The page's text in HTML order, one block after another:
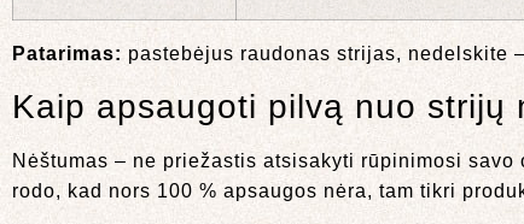
Patarimas: pastebėjus raudonas strijas, nedelskite
Kaip apsaugoti pilvą nuo strijų
Nėštumas – ne priežastis atsisakyti rūpinimosi
rodo, kad nors 100 % apsaugos nėra, tam tikri